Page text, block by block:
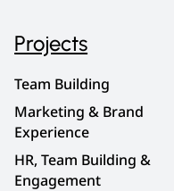
Projects
Team Building
Marketing & Brand
Experience
HR, Team Building &
Engagement